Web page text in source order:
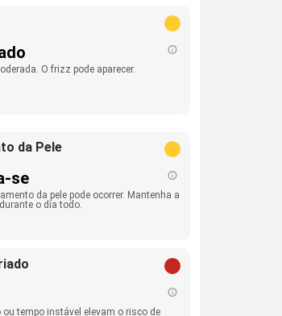
O frizz pode aparecer.
da Pele
se
da pele pode ocorrer. Mantenha a
o dia todo.
ou tempo instável elevam o risco de